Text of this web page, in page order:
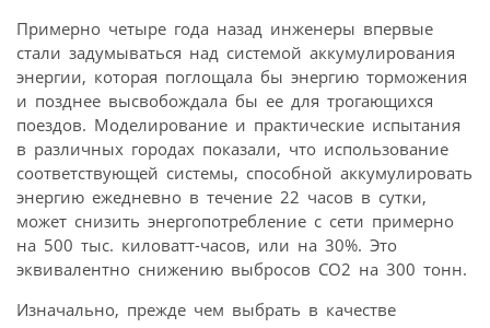
Примерно четыре года назад инженеры впервые
стали задумываться над системой аккумулирования
энергии, которая поглощала бы энергию торможения
и позднее высвобождала бы ее для трогающихся
поездов. Моделирование и практические испытания
в различных городах показали, что использование
соответствующей системы, способной аккумулировать
энергию ежедневно в течение 22 часов в сутки,
может снизить энергопотребление с сети примерно
на 500 тыс. киловатт-часов, или на 30%. Это
эквивалентно снижению выбросов CO2 на 300 тонн.
Изначально, прежде чем выбрать в качестве